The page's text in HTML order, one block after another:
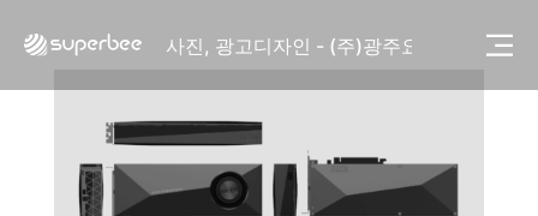
웹사이트 - (주)세스코
제품디자인 - 삼성전자㈜
동영상, CI - 카피어랜드㈜
동영상, 홈페이지 - (주)분독
동영상, 카탈로그 - 피자마루
웹사이트 - 백조씽크